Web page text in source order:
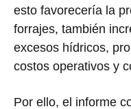
esto favorecería la
forrajes, también
excesos hídricos,
costos operativos y
Por ello, el informe